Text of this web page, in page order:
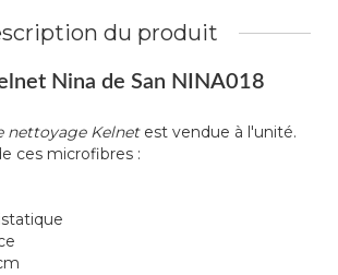
du produit
Nina de San NINA018
nettoyage Kelnetest vendue à l'unité.
ces microfibres :